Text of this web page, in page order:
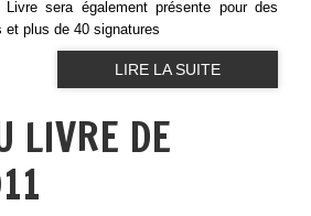
sera également présente pour des
et plus de 40 signatures
LIRE LA SUITE
LIVRE DE